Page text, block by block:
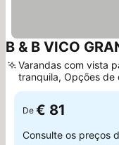
B & B VICO
Varandas com vista
tranquila, Opções de
para famílias
De € 81
Consulte os preços